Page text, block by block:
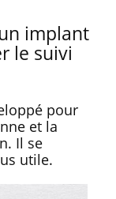
implant
le suivi
pour
et la
Il se
utile.